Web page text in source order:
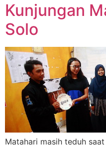
Kunjungan
Solo
Matahari masih teduh